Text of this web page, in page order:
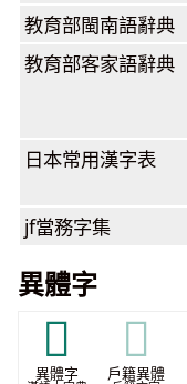
教育部閩南語辭典
教育部客家語辭典
日本常用漢字表
jf當務字集
異體字
𢂑
異體字
𢂑
戶籍異體